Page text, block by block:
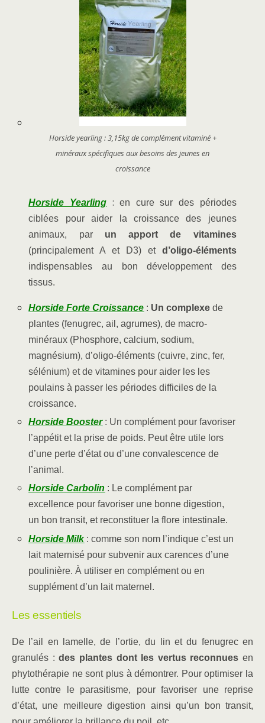
Horside yearling : 3,15kg de complément vitaminé +
minéraux spécifiques aux besoins des jeunes en
croissance
Horside Yearling :en cure sur des périodes
ciblées pour aider la croissance des jeunes
animaux, par un apport de vitamines
(principalement A et D3) et d’oligo-éléments
indispensables au bon développement des
tissus.
Horside Forte Croissance : Un complexe de
plantes (fenugrec, ail, agrumes), de macro-
minéraux (Phosphore, calcium, sodium,
magnésium), d’oligo-éléments (cuivre, zinc, fer,
sélénium) et de vitamines pour aider les les
poulains à passer les périodes difficiles de la
croissance.
Horside Booster: Un complément pour favoriser
l’appétit et la prise de poids. Peut être utile lors
d’une perte d’état ou d’une convalescence de
l’animal.
Horside Carbolin : Le complément par
excellence pour favoriser une bonne digestion,
un bon transit, et reconstituer la flore intestinale.
Horside Milk: comme son nom l’indique c’est un
lait maternisé pour subvenir aux carences d’une
poulinière. À utiliser en complément ou en
supplément d’un lait maternel.
Les essentiels
De l’ail en lamelle, de l’ortie, du lin et du fenugrec en
granulés :des plantes dont les vertus reconnues en
phytothérapie ne sont plus à démontrer. Pour optimiser la
lutte contre le parasitisme, pour favoriser une reprise
d’état, une meilleure digestion ainsi qu’un bon transit,